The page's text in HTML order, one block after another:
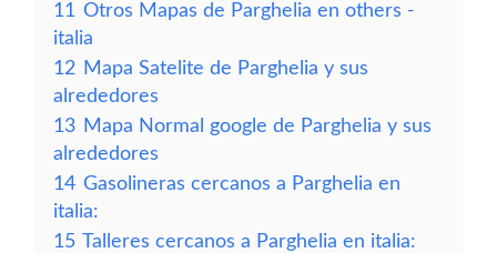
11 Otros Mapas de Parghelia en others -
italia
12 Mapa Satelite de Parghelia y sus
alrededores
13 Mapa Normal google de Parghelia y sus
alrededores
14 Gasolineras cercanos a Parghelia en
italia:
15 Talleres cercanos a Parghelia en italia: